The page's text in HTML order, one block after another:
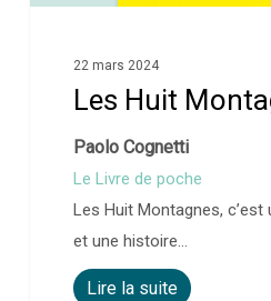
22 mars 2024
Les Huit
Paolo Cognetti
Le Livre de poche
Les Huit Montagnes, c’est
et une histoire…
Lire la suite